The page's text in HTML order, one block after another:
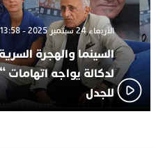
الأربعاء 24 سبتمبر 2025 - 13:58
السينما والهجرة
لدكالة يواجه
للجدل